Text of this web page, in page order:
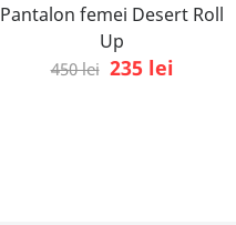
Pantalon femei Desert Roll
Up
450 lei 235 lei